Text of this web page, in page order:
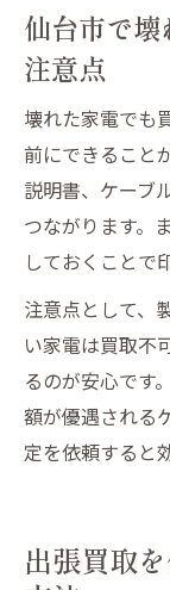
仙台市で壊
注意点
壊れた家電でも
前にできること
説明書、ケーブ
つながります。
しておくことで
注意点として、
い家電は買取不
るのが安心です
額が優遇される
定を依頼すると
出張買取